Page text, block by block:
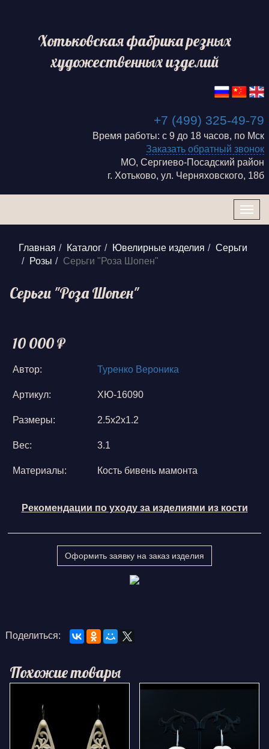
Хотьковская фабрика резных
художественных изделий
+7 (499) 325-49-79
Время работы: с 9 до 18 часов, по Мск
Заказать обратный звонок
МО, Сергиево-Посадский район
г. Хотьково, ул. Черняховского, 18б
Главная Каталог Ювелирные изделия
Серьги
Розы
Серьги "Роза Шопен"
Серьги "Роза Шопен"
10 000 ₽
Автор: Туренко Вероника
Артикул: ХЮ-16090
Размеры: 2.5х2х1.2
Вес: 3.1
Материалы: Кость бивень мамонта
Рекомендации по уходу за изделиями из кости
Оформить заявку на заказ изделия
Поделиться:
Похожие товары